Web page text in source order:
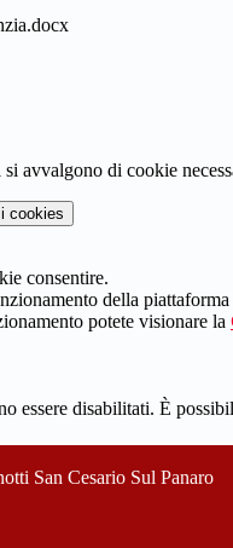
avvalgono di cookie
i cookies
consentire.
della
potete visionare la
essere disabilitati. È
San Cesario Sul Panaro